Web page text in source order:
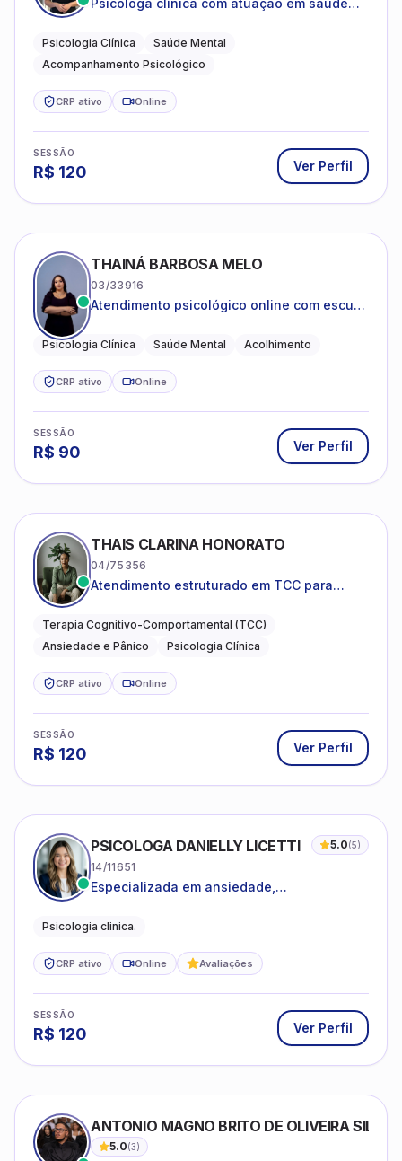
Psicóloga clínica com atuação em saúde
Psicologia Clínica
Saúde Mental
Acompanhamento Psicológico
CRP ativo Online
SESSÃO
R$ 120 Ver Perfil
THAINÁ BARBOSA MELO
03/33916
Atendimento psicológico online com escuta
emocional
Psicologia Clínica Saúde Mental Acolhimento
CRP ativo Online
SESSÃO
R$ 90 Ver Perfil
THAIS CLARINA HONORATO
04/75356
Atendimento estruturado em TCC para
excessiva
Terapia Cognitivo-Comportamental (TCC)
Ansiedade e Pânico
Psicologia Clínica
CRP ativo Online
SESSÃO
R$ 120 Ver Perfil
PSICOLOGA DANIELLY LICETTI 5.0(5)
14/11651
Especializada em ansiedade,
Psicologia clinica.
CRP ativo Online Avaliações
SESSÃO
R$ 120 Ver Perfil
ANTONIO MAGNO BRITO DE OLIVEIRA SILVA
5.0(3)